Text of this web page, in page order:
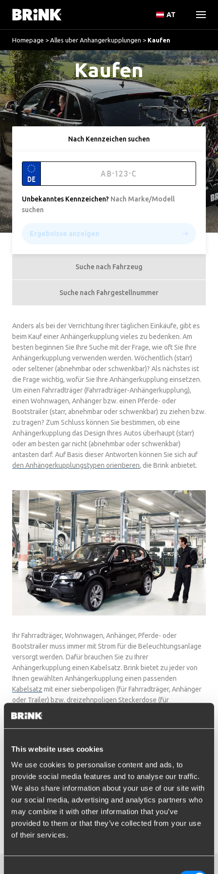
This website uses cookies
We use cookies to personalise content and ads, to
provide social media features and to analyse our traffic.
We also share information about your use of our site with
our social media, advertising and analytics partners who
may combine it with other information that you’ve
provided to them or that they’ve collected from your use
of their services.
AT
Homepage > Alles uber Anhangerkupplungen > Kaufen
Kaufen
Nach Kennzeichen suchen
DE
Unbekanntes Kennzeichen? Nach Marke/Modell
suchen
Ergebnisse anzeigen
Suche nach Fahrzeug
Suche nach Fahrgestellnummer
Anders als bei der Verrichtung Ihrer täglichen Einkäufe, gibt es
beim Kauf einer Anhängerkupplung vieles zu bedenken. Am
besten beginnen Sie Ihre Suche mit der Frage, wie oft Sie Ihre
Anhängerkupplung verwenden werden. Wöchentlich (starr)
oder seltener (abnehmbar oder schwenkbar)? Als nächstes ist
die Frage wichtig, wofür Sie Ihre Anhängerkupplung einsetzen.
Um einen Fahrradträger (Fahrradträger-Anhängerkupplung),
einen Wohnwagen, Anhänger bzw. einen Pferde- oder
Bootstrailer (starr, abnehmbar oder schwenkbar) zu ziehen bzw.
zu tragen? Zum Schluss können Sie bestimmen, ob eine
Anhängerkupplung das Design Ihres Autos überhaupt (starr)
oder am besten gar nicht (abnehmbar oder schwenkbar)
antasten darf. Auf Basis dieser Antworten können Sie sich auf
den Anhängerkupplungstypen orientieren, die Brink anbietet.
Ihr Fahrradträger, Wohnwagen, Anhänger, Pferde- oder
Bootstrailer muss immer mit Strom für die Beleuchtungsanlage
versorgt werden. Dafür brauchen Sie zu Ihrer
Anhängerkupplung einen Kabelsatz. Brink bietet zu jeder von
Ihnen gewählten Anhängerkupplung einen passenden
Kabelsatz mit einer siebenpoligen (für Fahrradträger, Anhänger
oder Trailer) bzw. dreizehnpoligen Steckerdose (für
Wohnwagen) an. Haben Sie Ihre Wahl getroffen? Prüfen Sie
dann weiter, welche Zubehör Sie auf jeden Fall brauchen und
Empfehlung zum Kauf
Wissen Sie nicht, worauf Sie beim Kauf einer
Anhängerkupplung, eines Kabelsatzes oder eines Zubehörteils
achten müssen? Oder haben Sie sonstige Fragen zu Kosten und
Montage? Nehmen Sie ruhig
mit uns auf. Wir helfen
Ihnen gern weiter.